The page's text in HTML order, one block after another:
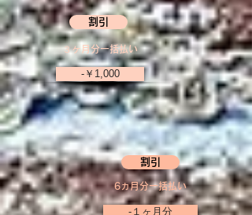
３ヶ月分一括払い
-￥1,000
割引
6ヵ月分一括払い
-１ヶ月分
割引